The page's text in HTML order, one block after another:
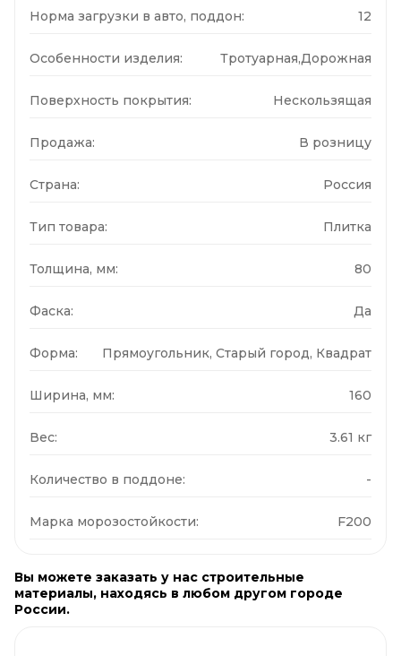
Норма загрузки в авто, поддон: 12
Особенности изделия: Тротуарная,Дорожная
Поверхность покрытия: Нескользящая
Продажа: В розницу
Страна: Россия
Тип товара: Плитка
Толщина, мм: 80
Фаска: Да
Форма: Прямоугольник, Старый город, Квадрат
Ширина, мм: 160
Вес: 3.61 кг
Количество в поддоне: -
Марка морозостойкости: F200
Вы можете заказать у нас строительные
материалы, находясь в любом другом городе
России.